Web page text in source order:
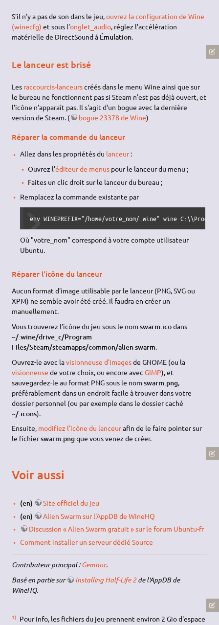
S'il n'y a pas de son dans le jeu,ouvrez la configuration de Wine
(winecfg) et sous l'onglet_audio, réglez l'accélération
matérielle de DirectSound à Émulation.
Le lanceur est brisé
Les raccourcis-lanceurscréés dans le menu Wine ainsi que sur
le bureau ne fonctionnent pas si Steam n'est pas déjà ouvert, et
l'icône n'apparaît pas. Il s'agit d'un bogue avec la dernière
version de Steam. (
bogue 23378 de Wine)
Réparer la commande du lanceur
Allez dans les propriétés du lanceur:
Ouvrez l'éditeur de menus pour le lanceur du menu ;
Faites un clic droit sur le lanceur du bureau ;
Remplacez la commande existante par
env WINEPREFIX="/home/votre_nom/.wine" wine
Où "votre_nom" correspond à votre compte utilisateur
Ubuntu.
Réparer l'icône du lanceur
Aucun format d'image utilisable par le lanceur (PNG, SVG ou
XPM) ne semble avoir été créé. Il faudra en créer un
manuellement.
Vous trouverez l'icône du jeu sous le nomswarm.icodans
~/.wine/drive_c/Program
Files/Steam/steamapps/common/alien swarm.
Ouvrez-le avec lavisionneuse d'imagesde GNOME (ou la
visionneuse de votre choix, ou encore avecGIMP), et
sauvegardez-le au format PNG sous le nomswarm.png
préférablement dans un endroit facile à trouver dans votre
dossier personnel (ou par exemple dans le dossier caché
~/.icons).
Ensuite, modifiez l'icône du lanceurafin de le faire pointer sur
le fichierswarm.pngque vous venez de créer.
Voir aussi
(en) Site officiel du jeu
(en)
Alien Swarm sur l'AppDB de WineHQ
Discussion « Alien Swarm gratuit » sur le forum Ubuntu-fr
Comment installer un serveur dédié Source
Contributeur principal :Gemnoc.
Basé en partie sur
Installing Half-Life 2de l'AppDB de
WineHQ.
1) Pour info, les fichiers du jeu prennent environ 2 Gio d'espace